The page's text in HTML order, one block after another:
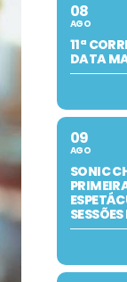
08
AGO
11ª
DATA
09
AGO
SONIC